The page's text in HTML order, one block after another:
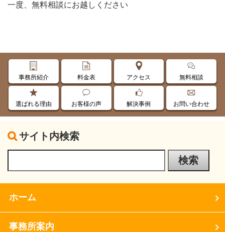
一度、無料相談にお越しください
事務所紹介 料金表 アクセス 無料相談
選ばれる理由 お客様の声 解決事例 お問い合わせ
サイト内検索
ホーム
事務所案内